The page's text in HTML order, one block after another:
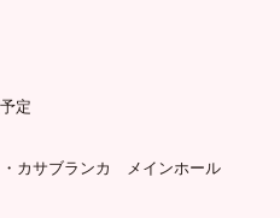
定
カサブランカ メインホール